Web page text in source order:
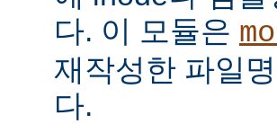
다. 이 모듈은
재작성한 파일
다.